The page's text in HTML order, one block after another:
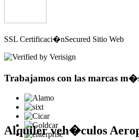
SSL Certificaci�nSecured Sitio Web
Trabajamos con las marcas
Alquiler veh�culos